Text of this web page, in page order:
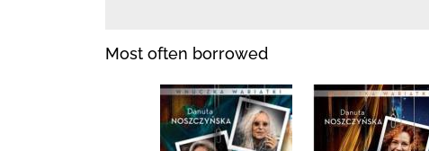
Most often borrowed